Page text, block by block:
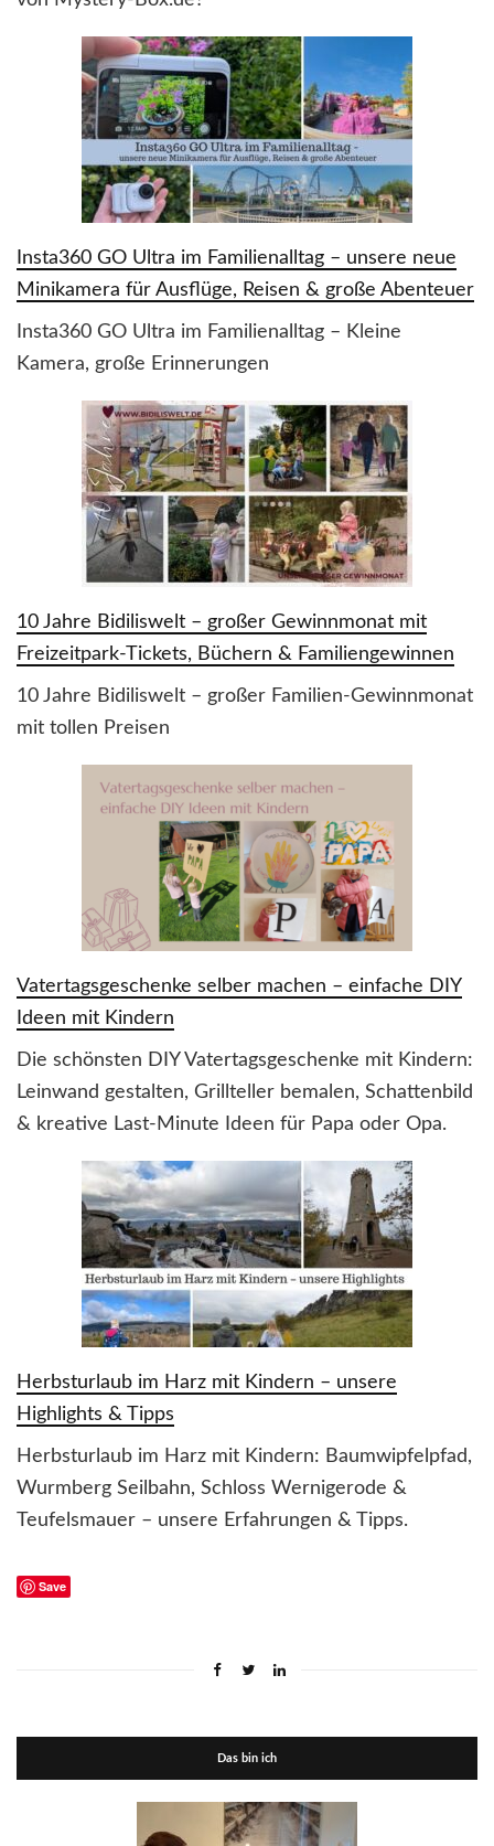
Insta360 GO Ultra im Familienalltag – unsere neue
Minikamera für Ausflüge, Reisen & große Abenteuer
Insta360 GO Ultra im Familienalltag – Kleine
Kamera, große Erinnerungen
10 Jahre Bidiliswelt – großer Gewinnmonat mit
Freizeitpark-Tickets, Büchern & Familiengewinnen
10 Jahre Bidiliswelt – großer Familien-Gewinnmonat
mit tollen Preisen
Vatertagsgeschenke selber machen – einfache DIY
Ideen mit Kindern
Die schönsten DIY Vatertagsgeschenke mit Kindern:
Leinwand gestalten, Grillteller bemalen, Schattenbild
& kreative Last-Minute Ideen für Papa oder Opa.
Herbsturlaub im Harz mit Kindern – unsere
Highlights & Tipps
Herbsturlaub im Harz mit Kindern: Baumwipfelpfad,
Wurmberg Seilbahn, Schloss Wernigerode &
Teufelsmauer – unsere Erfahrungen & Tipps.
Save
Das bin ich